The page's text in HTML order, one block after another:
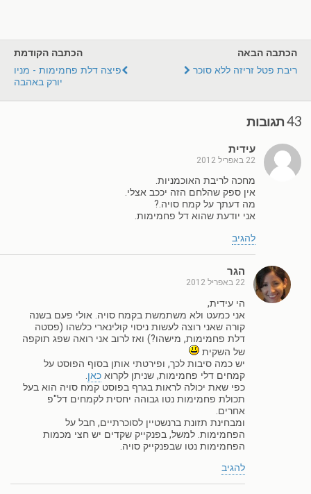
הכתבה הקודמת
פיצה דלת פחמימות - מניו
יורק באהבה
הכתבה הבאה
ריבת פטל זריזה ללא סוכר
43 תגובות
עידית
22 באפריל 2012
מחכה לריבת האוכמניות.
אין ספק שהלחם הזה יככב אצלי.
מה דעתך על קמח סויה.?
אני יודעת שהוא דל פחמימות.
להגיב
הגר
22 באפריל 2012
הי עידית,
אני כמעט ולא משתמשת בקמח סויה. אולי פעם בשנה
קורה שאני רוצה לעשות ניסוי קולינארי כלשהו (פסטה
דלת פחמימות, מישהו?) ואז לרוב אני רואה שפג תוקפה
של השקית
יש כמה סיבות לכך, ופירטתי אותן בסוף הפוסט על
קמחים דלי פחמימות, שניתן לקרוא כאן.
כפי שאת יכולה לראות בגרף בפוסט קמח סויה הוא בעל
תכולת פחמימות נטו גבוהה יחסית לקמחים דל"פ
אחרים.
ומבחינת תזונת ברנשטיין לסוכרתיים, חבל על
הפחמימות. למשל, בפנקייק שקדים יש חצי מכמות
הפחמימות נטו שבפנקייק סויה.
להגיב